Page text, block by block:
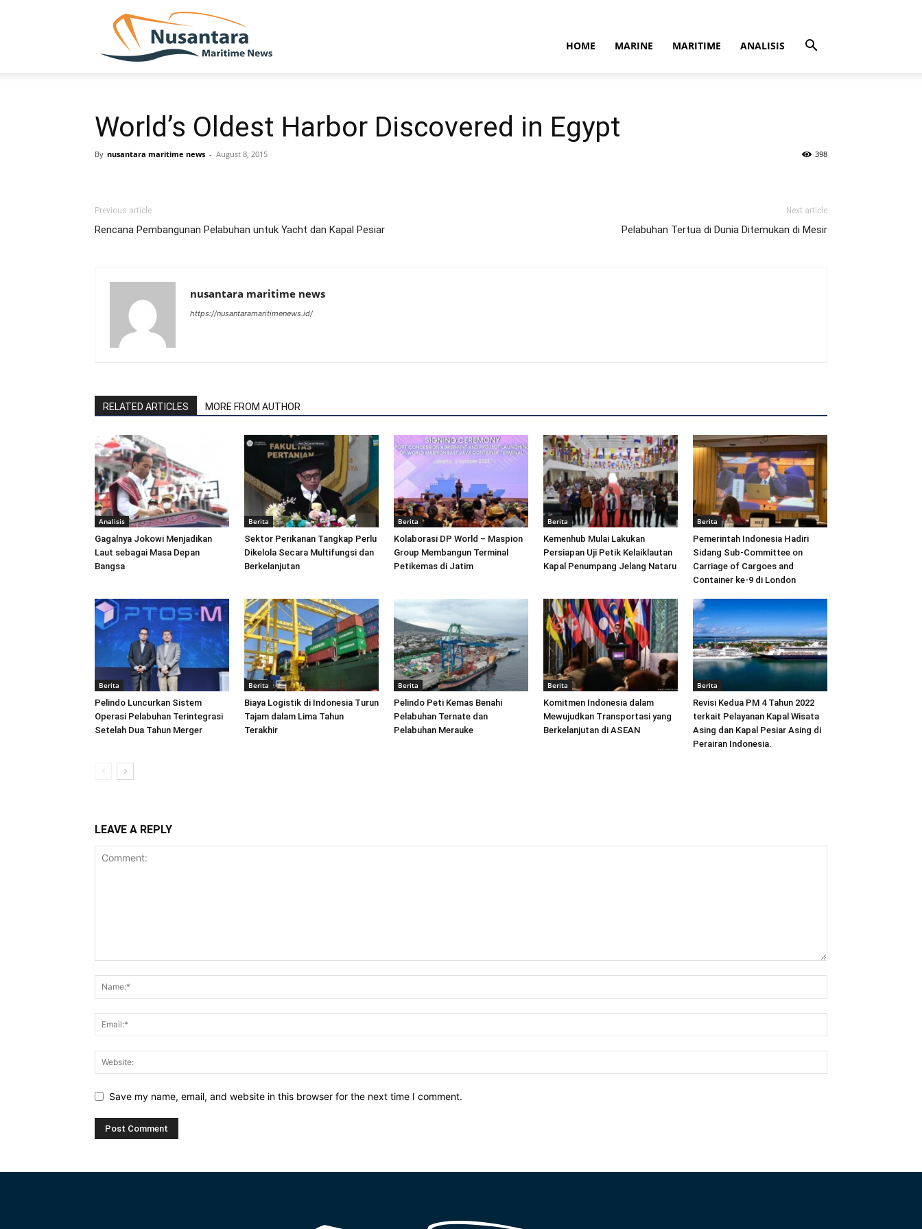
HOME MARINE MARITIME ANALISIS
World’s Oldest Harbor Discovered in Egypt
By nusantara maritime news - August 8, 2015 398
Previous article
Rencana Pembangunan Pelabuhan untuk Yacht dan Kapal Pesiar
Next article
Pelabuhan Tertua di Dunia Ditemukan di Mesir
nusantara maritime news
https://nusantaramaritimenews.id/
RELATED ARTICLES MORE FROM AUTHOR
Analisis
Gagalnya Jokowi Menjadikan
Laut sebagai Masa Depan
Bangsa
Berita
Sektor Perikanan Tangkap Perlu
Dikelola Secara Multifungsi dan
Berkelanjutan
Berita
Kolaborasi DP World – Maspion
Group Membangun Terminal
Petikemas di Jatim
Berita
Kemenhub Mulai Lakukan
Persiapan Uji Petik Kelaiklautan
Kapal Penumpang Jelang Nataru
Berita
Pemerintah Indonesia Hadiri
Sidang Sub-Committee on
Carriage of Cargoes and
Container ke-9 di London
Berita
Pelindo Luncurkan Sistem
Operasi Pelabuhan Terintegrasi
Setelah Dua Tahun Merger
Berita
Biaya Logistik di Indonesia Turun
Tajam dalam Lima Tahun
Terakhir
Berita
Pelindo Peti Kemas Benahi
Pelabuhan Ternate dan
Pelabuhan Merauke
Berita
Komitmen Indonesia dalam
Mewujudkan Transportasi yang
Berkelanjutan di ASEAN
Berita
Revisi Kedua PM 4 Tahun 2022
terkait Pelayanan Kapal Wisata
Asing dan Kapal Pesiar Asing di
Perairan Indonesia.
LEAVE A REPLY
Save my name, email, and website in this browser for the next time I comment.